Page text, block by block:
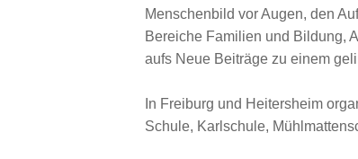
Menschenbild vor Augen, den
Bereiche Familien und Bildung,
aufs Neue Beiträge zu einem
In Freiburg und Heitersheim
Schule, Karlschule,